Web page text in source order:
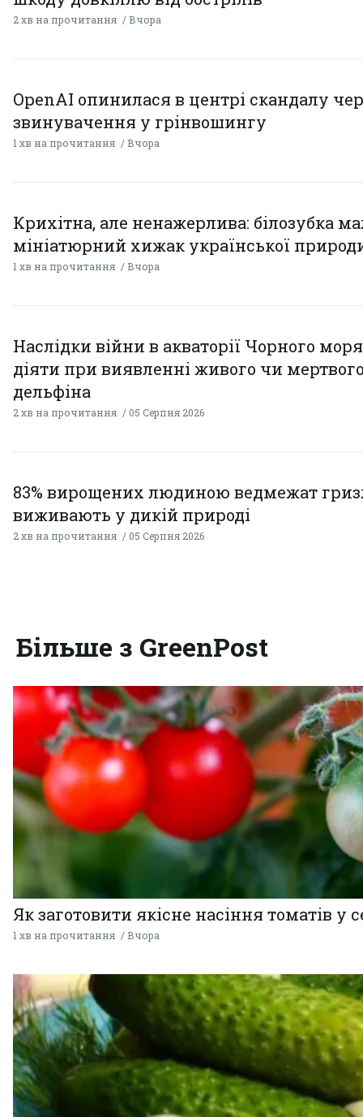
2 хв на прочитання Вчора
OpenAI опинилася в центрі скандалу
звинувачення у грінвошингу
1 хв на прочитання Вчора
Крихітна, але ненажерлива: білозубка
мініатюрний хижак української
1 хв на прочитання Вчора
Наслідки війни в акваторії Чорного
діяти при виявленні живого чи
дельфіна
2 хв на прочитання 05 Серпня 2026
83% вирощених людиною ведмежат
виживають у дикій природі
2 хв на прочитання 05 Серпня 2026
Більше з GreenPost
Як заготовити якісне насіння томатів у
1 хв на прочитання Вчора